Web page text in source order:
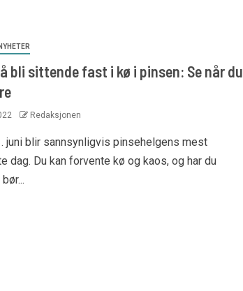
bli sittende fast i kø i pinsen: Se når du
Redaksjonen
juni blir sannsynligvis pinsehelgens mest
dag. Du kan forvente kø og kaos, og har du